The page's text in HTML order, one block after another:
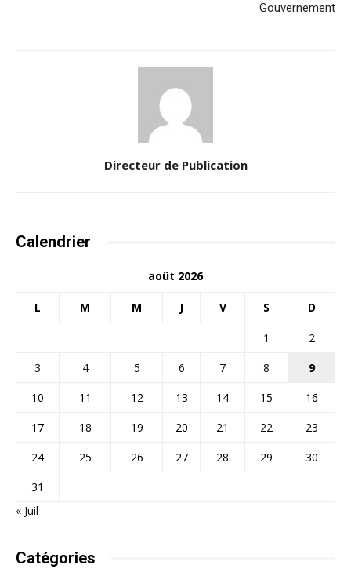
Gouvernement
Directeur de Publication
Calendrier
août 2026
L M M J V S D
1
2
3
4 5 6 7 8
9
10
11 12 13 14 15
16
17
18 19 20 21 22
23
24
25 26 27 28 29
30
31
« Juil
Catégories